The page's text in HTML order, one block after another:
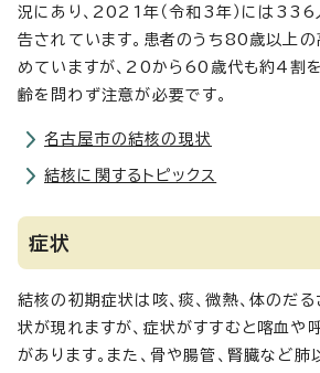
況にあり、2021年（令和3年）には336
告されています。患者のうち80歳以上
めていますが、20から60歳代も約4割
齢を問わず注意が必要です。
名古屋市の結核の現状
結核に関するトピックス
症状
結核の初期症状は咳、痰、微熱、体のだ
状が現れますが、症状がすすむと喀血や
があります。また、骨や腸管、腎臓など